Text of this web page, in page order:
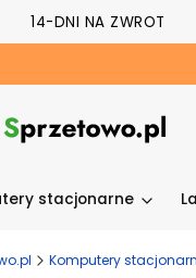
14-DNI NA ZWROT
stacjonarne
Komputery